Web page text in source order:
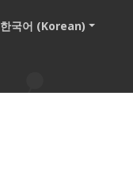
한국어 (Korean)